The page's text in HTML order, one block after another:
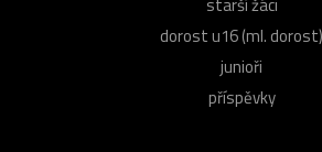
dorost u16 (ml. dorost)
junioři
příspěvky